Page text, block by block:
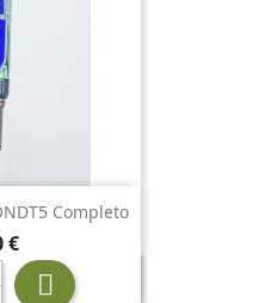
Completo
€
